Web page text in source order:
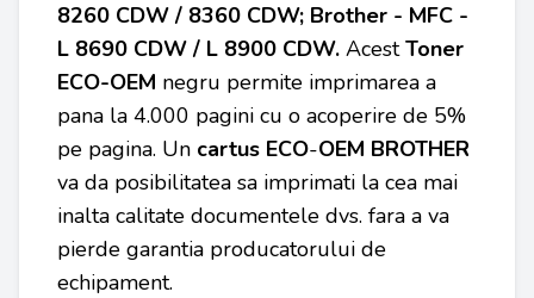
8260 CDW / 8360 CDW; Brother - MFC -
L 8690 CDW / L 8900 CDW. AcestToner
ECO-OEM negru permite imprimarea a
pana la 4.000 pagini cu o acoperire de 5%
pe pagina. Un cartus ECO-OEM BROTHER
va da posibilitatea sa imprimati la cea mai
inalta calitate documentele dvs. fara a va
pierde garantia producatorului de
echipament.